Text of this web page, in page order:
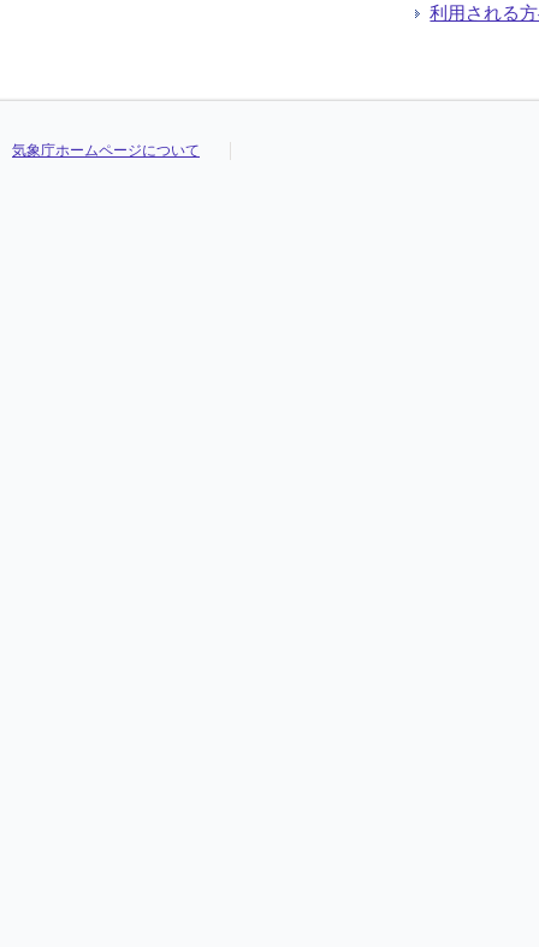
利用される
気象庁ホームページについて